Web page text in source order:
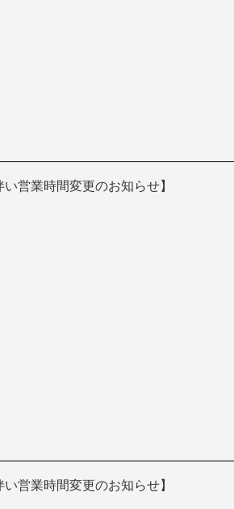
営業時間変更のお知らせ】
営業時間変更のお知らせ】